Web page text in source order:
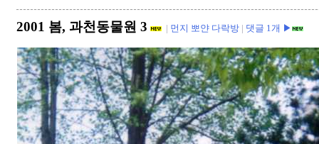
2001 봄, 과천동물원 3 | 먼지 뽀얀 다락방 | 댓글 1개 ▶